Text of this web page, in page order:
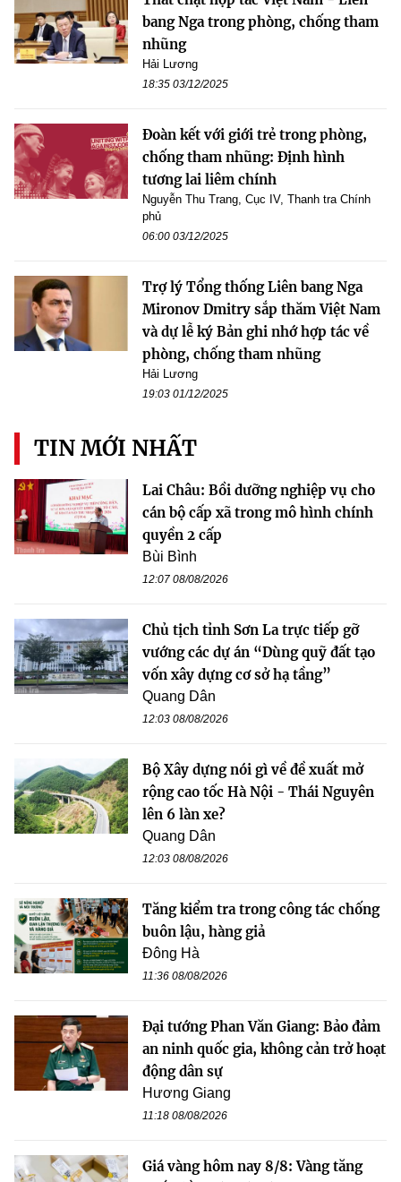
bang Nga trong phòng, chống tham
nhũng
Hải Lương
18:35 03/12/2025
Đoàn kết với giới trẻ trong phòng,
chống tham nhũng: Định hình
tương lai liêm chính
Nguyễn Thu Trang, Cục IV, Thanh tra Chính
phủ
06:00 03/12/2025
Trợ lý Tổng thống Liên bang Nga
Mironov Dmitry sắp thăm Việt Nam
và dự lễ ký Bản ghi nhớ hợp tác về
phòng, chống tham nhũng
Hải Lương
19:03 01/12/2025
TIN MỚI NHẤT
Lai Châu: Bồi dưỡng nghiệp vụ cho
cán bộ cấp xã trong mô hình chính
quyền 2 cấp
Bùi Bình
12:07 08/08/2026
Chủ tịch tỉnh Sơn La trực tiếp gỡ
vướng các dự án “Dùng quỹ đất tạo
vốn xây dựng cơ sở hạ tầng”
Quang Dân
12:03 08/08/2026
Bộ Xây dựng nói gì về đề xuất mở
rộng cao tốc Hà Nội - Thái Nguyên
lên 6 làn xe?
Quang Dân
12:03 08/08/2026
Tăng kiểm tra trong công tác chống
buôn lậu, hàng giả
Đông Hà
11:36 08/08/2026
Đại tướng Phan Văn Giang: Bảo đảm
an ninh quốc gia, không cản trở hoạt
động dân sự
Hương Giang
11:18 08/08/2026
Giá vàng hôm nay 8/8: Vàng tăng